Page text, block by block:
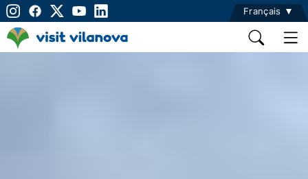
Français